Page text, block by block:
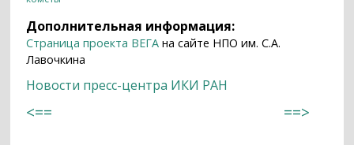
Дополнительная информация:
Страница проекта ВЕГА на сайте НПО им. С.А.
Лавочкина
Новости пресс-центра ИКИ РАН
<== ==>